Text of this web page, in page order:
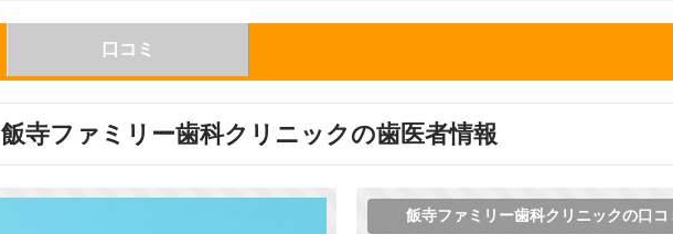
口コミ
飯寺ファミリー歯科クリニックの歯医者情報
飯寺ファミリー歯科クリニックの口コ